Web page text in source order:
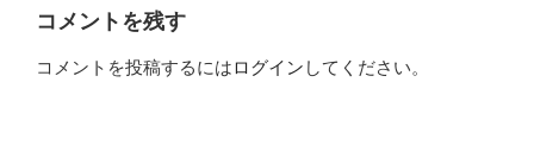
コメントを残す
コメントを投稿するにはログイン してください。